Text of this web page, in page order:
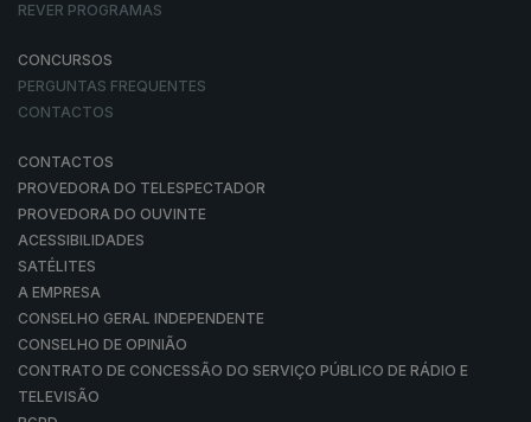
REVER PROGRAMAS
CONCURSOS
PERGUNTAS FREQUENTES
CONTACTOS
CONTACTOS
PROVEDORA DO TELESPECTADOR
PROVEDORA DO OUVINTE
ACESSIBILIDADES
SATÉLITES
A EMPRESA
CONSELHO GERAL INDEPENDENTE
CONSELHO DE OPINIÃO
CONTRATO DE CONCESSÃO DO SERVIÇO PÚBLICO DE RÁDIO E
TELEVISÃO